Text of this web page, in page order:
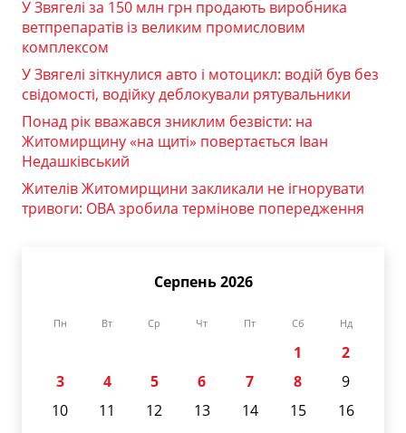
У Звягелі за 150 млн грн продають виробника
ветпрепаратів із великим промисловим
комплексом
У Звягелі зіткнулися авто і мотоцикл: водій був без
свідомості, водійку деблокували рятувальники
Понад рік вважався зниклим безвісти: на
Житомирщину «на щиті» повертається Іван
Недашківський
Жителів Житомирщини закликали не ігнорувати
тривоги: ОВА зробила термінове попередження
Серпень 2026
Пн Вт Ср Чт Пт Сб Нд
1
2
3
4 5 6 7 8
9
10
11 12 13 14 15
16